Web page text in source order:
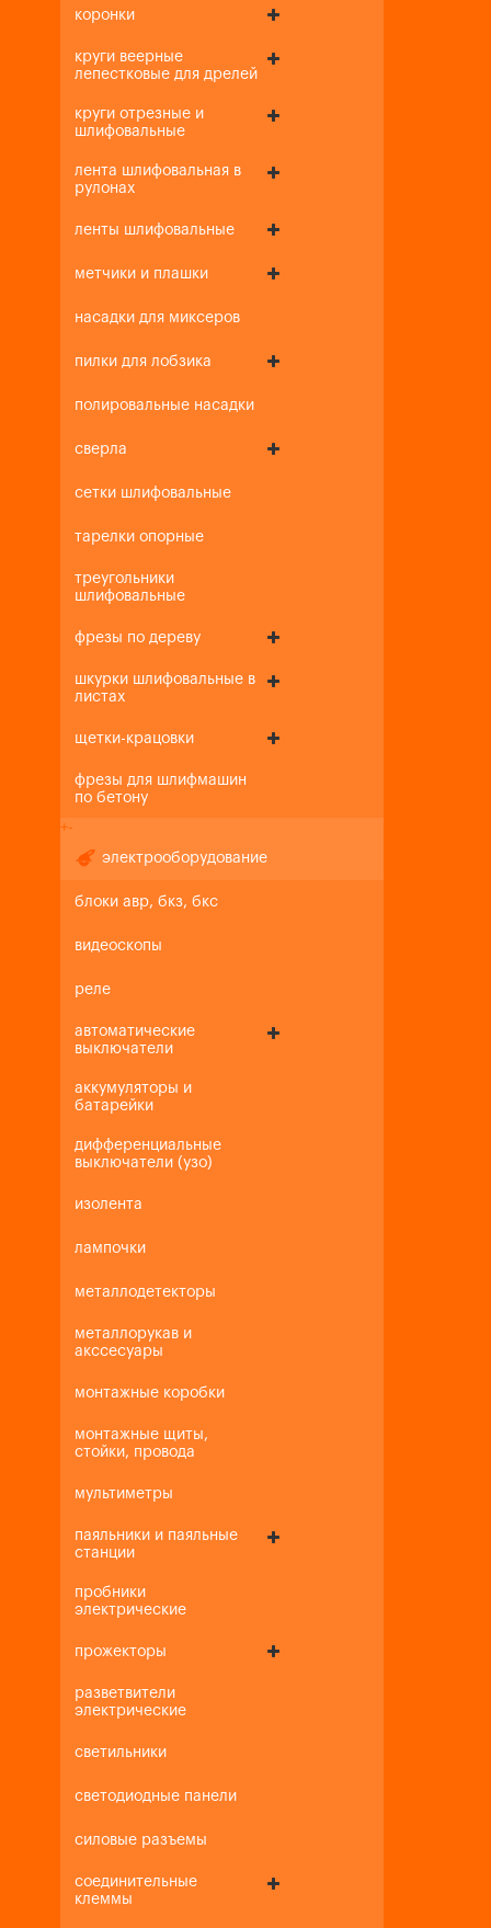
коронки
круги веерные
лепестковые для дрелей
круги отрезные и
шлифовальные
лента шлифовальная в
рулонах
ленты шлифовальные
метчики и плашки
насадки для миксеров
пилки для лобзика
полировальные насадки
сверла
сетки шлифовальные
тарелки опорные
треугольники
шлифовальные
фрезы по дереву
шкурки шлифовальные в
листах
щетки-крацовки
фрезы для шлифмашин
по бетону
+-
электрооборудование
блоки авр, бкз, бкс
видеоскопы
реле
автоматические
выключатели
аккумуляторы и
батарейки
дифференциальные
выключатели (узо)
изолента
лампочки
металлодетекторы
металлорукав и
акссесуары
монтажные коробки
монтажные щиты,
стойки, провода
мультиметры
паяльники и паяльные
станции
пробники
электрические
прожекторы
разветвители
электрические
светильники
светодиодные панели
силовые разъемы
соединительные
клеммы